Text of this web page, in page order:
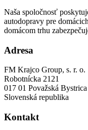
Naša spoločnosť
autodopravy pre
domácom trhu
Adresa
FM Krajco Group, s. r. o.
Robotnícka 2121
017 01 Považská Bystrica
Slovenská republika
Kontakt